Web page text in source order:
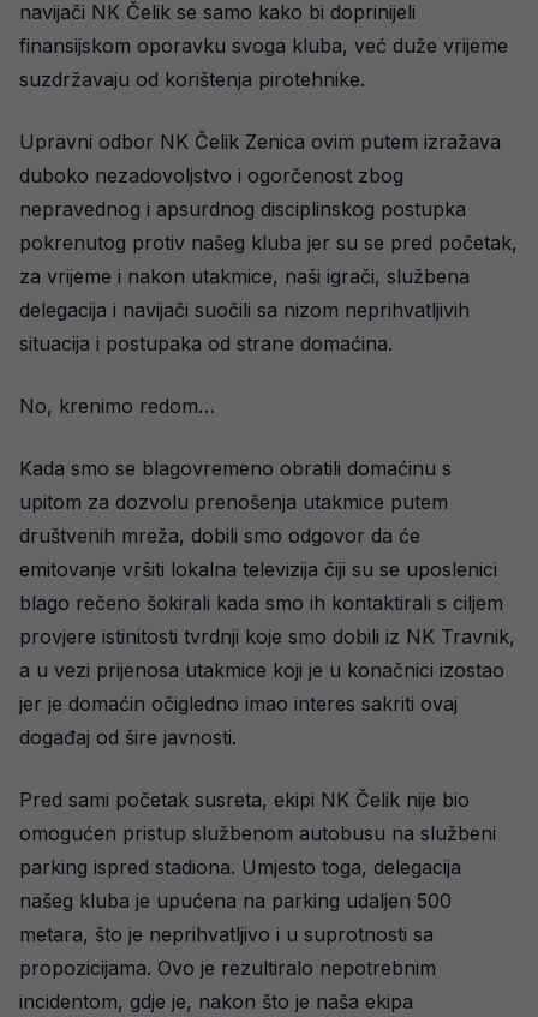
navijači NK Čelik se samo kako bi doprinijeli
finansijskom oporavku svoga kluba, već duže vrijeme
suzdržavaju od korištenja pirotehnike.
Upravni odbor NK Čelik Zenica ovim putem izražava
duboko nezadovoljstvo i ogorčenost zbog
nepravednog i apsurdnog disciplinskog postupka
pokrenutog protiv našeg kluba jer su se pred početak,
za vrijeme i nakon utakmice, naši igrači, službena
delegacija i navijači suočili sa nizom neprihvatljivih
situacija i postupaka od strane domaćina.
No, krenimo redom…
Kada smo se blagovremeno obratili domaćinu s
upitom za dozvolu prenošenja utakmice putem
društvenih mreža, dobili smo odgovor da će
emitovanje vršiti lokalna televizija čiji su se uposlenici
blago rečeno šokirali kada smo ih kontaktirali s ciljem
provjere istinitosti tvrdnji koje smo dobili iz NK Travnik,
a u vezi prijenosa utakmice koji je u konačnici izostao
jer je domaćin očigledno imao interes sakriti ovaj
događaj od šire javnosti.
Pred sami početak susreta, ekipi NK Čelik nije bio
omogućen pristup službenom autobusu na službeni
parking ispred stadiona. Umjesto toga, delegacija
našeg kluba je upućena na parking udaljen 500
metara, što je neprihvatljivo i u suprotnosti sa
propozicijama. Ovo je rezultiralo nepotrebnim
incidentom, gdje je, nakon što je naša ekipa